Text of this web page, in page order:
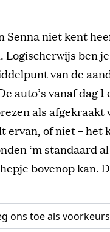
Senna niet kent
Logischerwijs ben
van de
auto’s vanaf dag
als
ervan, of niet – het
‘m standaard
bovenop kan.
ons toe als